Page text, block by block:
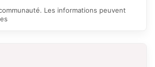
Les informations peuvent